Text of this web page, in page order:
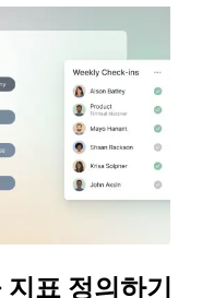
표 정의하기